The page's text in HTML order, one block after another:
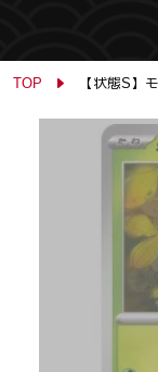
TOP 【状態S】